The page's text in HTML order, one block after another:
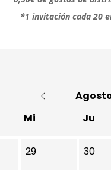
*1 invitación cada 20
Mi Ju
este mes
29 30